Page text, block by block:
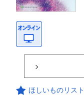
ほしいものリス